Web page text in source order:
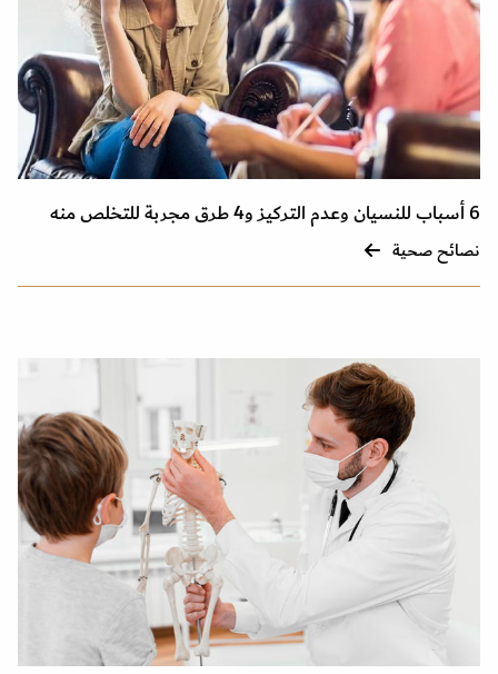
6 أسباب للنسيان وعدم التركيز و4 طرق مجربة للتخلص منه
نصائح صحية